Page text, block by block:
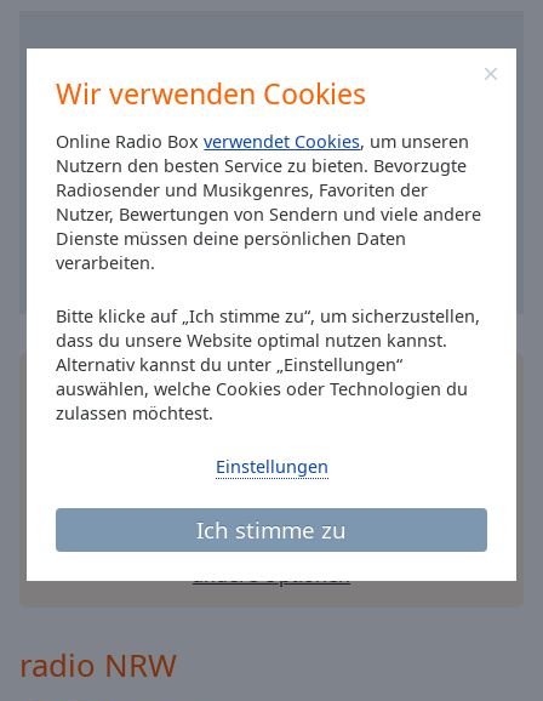
Wir verwenden Cookies
Online Radio Boxverwendet Cookies, um unseren
Nutzern den besten Service zu bieten. Bevorzugte
Radiosender und Musikgenres, Favoriten der
Nutzer, Bewertungen von Sendern und viele andere
Dienste müssen deine persönlichen Daten
verarbeiten.
Bitte klicke auf „Ich stimme zu“, um sicherzustellen,
dass du unsere Website optimal nutzen kannst.
Alternativ kannst du unter „Einstellungen“
auswählen, welche Cookies oder Technologien du
zulassen möchtest.
Ich stimme zu
Einstellungen
window.
Installieren Sie gratisGratisappauf Ihrem
Smartphone die Online Radio Box-App und hören
wollen.
andere Optionen
radio NRW